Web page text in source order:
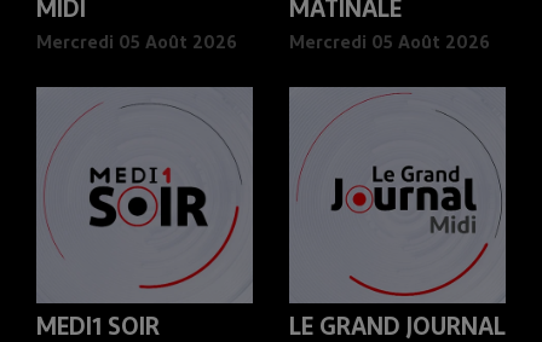
MIDI
Mercredi 05 Août 2026
MATINALE
Mercredi 05 Août 2026
MEDI1 SOIR
LE GRAND JOURNAL